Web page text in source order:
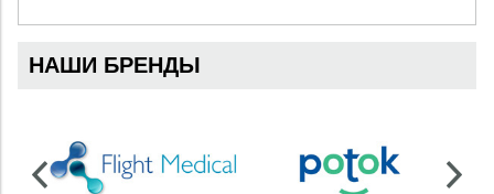
НАШИ БРЕНДЫ